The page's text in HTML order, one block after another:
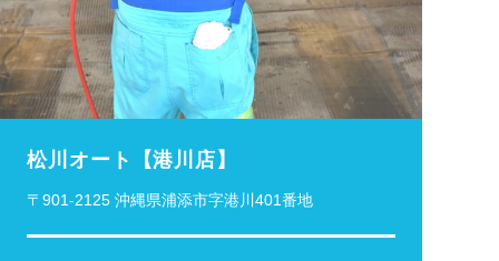
松川オート【港川店】
〒901-2125 沖縄県浦添市字港川401番地